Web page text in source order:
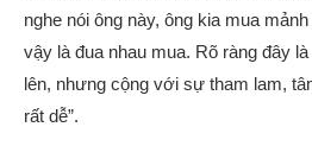
nghe nói ông này, ông kia mua
vậy là đua nhau mua. Rõ ràng đây là
lên, nhưng cộng với sự tham lam,
rất dễ”.